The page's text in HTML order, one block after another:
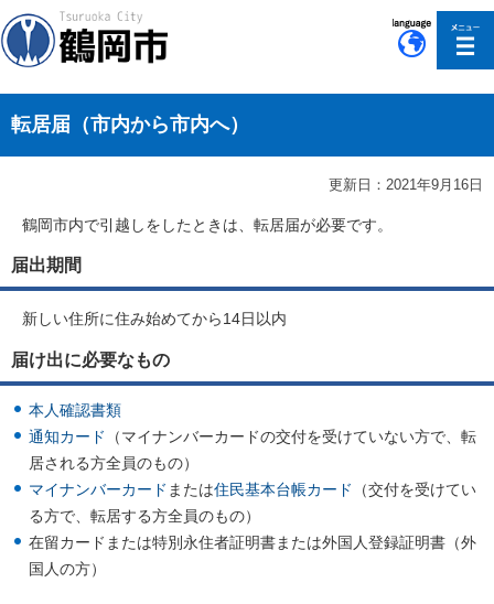
転居届（市内から市内へ）
更新日：2021年9月16日
鶴岡市内で引越しをしたときは、転居届が必要です。
届出期間
新しい住所に住み始めてから14日以内
届け出に必要なもの
本人確認書類
通知カード
（マイナンバーカードの交付を受けていない方で、転
居される方全員のもの）
マイナンバーカード または住民基本台帳カード
（交付を受けてい
る方で、転居する方全員のもの）
在留カードまたは特別永住者証明書または外国人登録証明書（外
国人の方）